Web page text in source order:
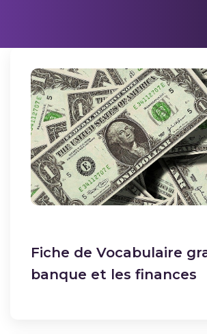
Fiche de Vocabulaire
banque et les finances